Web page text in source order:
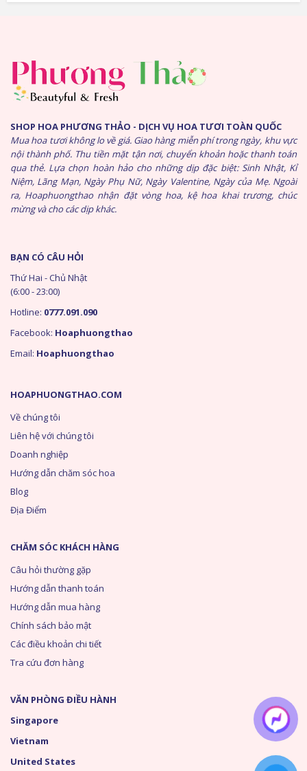
SHOP HOA PHƯƠNG THẢO - DỊCH VỤ HOA TƯƠI TOÀN QUỐC
Mua hoa tươi không lo về giá. Giao hàng miễn phí trong ngày, khu vực
nội thành phố. Thu tiền mặt tận nơi, chuyển khoản hoặc thanh toán
qua thẻ. Lựa chọn hoàn hảo cho những dịp đặc biệt: Sinh Nhật, Kỉ
Niệm, Lãng Mạn, Ngày Phụ Nữ, Ngày Valentine, Ngày của Mẹ. Ngoài
ra, Hoaphuongthao nhận đặt vòng hoa, kệ hoa khai trương, chúc
mừng và cho các dịp khác.
HOAPHUONGTHAO.COM
Về chúng tôi
Liên hệ với chúng tôi
Doanh nghiệp
Hướng dẫn chăm sóc hoa
Blog
Địa Điểm
CHĂM SÓC KHÁCH HÀNG
Câu hỏi thường gặp
Hướng dẫn thanh toán
Hướng dẫn mua hàng
Chính sách bảo mật
Các điều khoản chi tiết
Tra cứu đơn hàng
BẠN CÓ CÂU HỎI
Thứ Hai - Chủ Nhật
(6:00 - 23:00)
Hotline: 0777.091.090
Facebook: Hoaphuongthao
Email: Hoaphuongthao
VĂN PHÒNG ĐIỀU HÀNH
Singapore
Vietnam
United States